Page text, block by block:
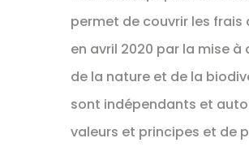
permet de couvrir les frais
en avril 2020 par la mise
de la nature et de la
sont indépendants et
valeurs et principes et de